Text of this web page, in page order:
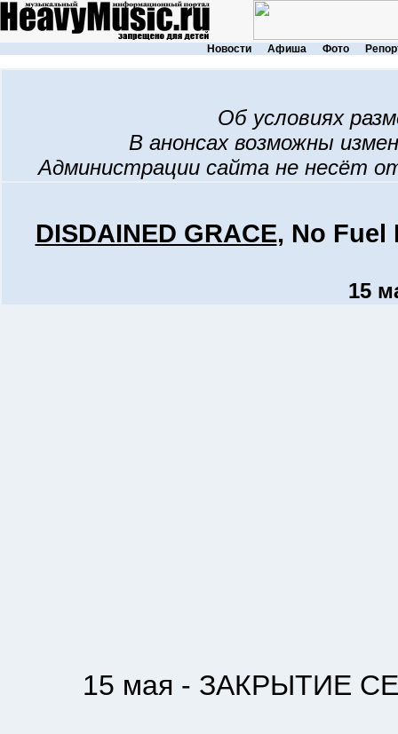
Новости Афиша Фото
Об условиях
В анонсах возможны
Администрации сайта не несёт
DISDAINED GRACE, No Fuel
15
15 мая - ЗАКРЫТИЕ